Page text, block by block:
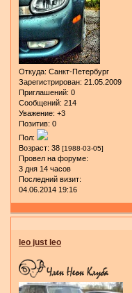
Откуда: Санкт-Петербург
Зарегистрирован: 21.05.2009
Приглашений: 0
Сообщений: 214
Уважение: +3
Позитив: 0
Пол:
Возраст: 38 [1988-03-05]
Провел на форуме:
3 дня 14 часов
Последний визит:
04.06.2014 19:16
leo just leo